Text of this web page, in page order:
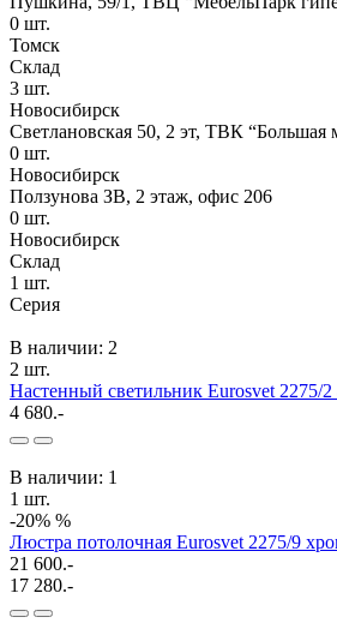
0 шт.
Томск
Склад
3 шт.
Новосибирск
Светлановская 50, 2 эт, ТВК “Большая
0 шт.
Новосибирск
Ползунова ЗВ, 2 этаж, офис 206
0 шт.
Новосибирск
Склад
1 шт.
Серия
В наличии: 2
2 шт.
Настенный светильник Eurosvet 2275/2
4 680.-
В наличии: 1
1 шт.
-20% %
Люстра потолочная Eurosvet 2275/9
21 600.-
17 280.-